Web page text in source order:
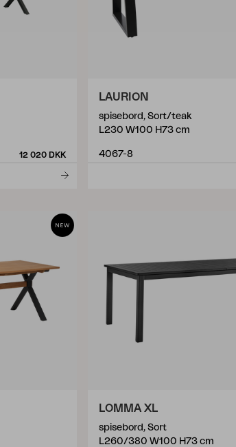
12 020 DKK
LAURION
spisebord, Sort/teak
L230 W100 H73 cm
4067-8
LOMMA XL
spisebord, Sort
L260/380 W100 H73 cm